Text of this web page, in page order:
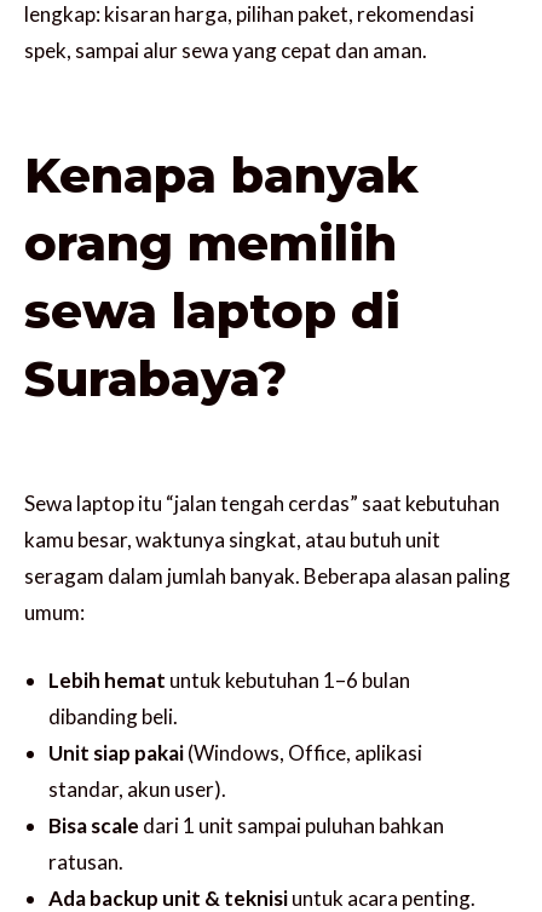
lengkap: kisaran harga, pilihan paket, rekomendasi
spek, sampai alur sewa yang cepat dan aman.
Kenapa banyak
orang memilih
sewa laptop di
Surabaya?
Sewa laptop itu “jalan tengah cerdas” saat kebutuhan
kamu besar, waktunya singkat, atau butuh unit
seragam dalam jumlah banyak. Beberapa alasan paling
umum:
Lebih hemat untuk kebutuhan 1–6 bulan
dibanding beli.
Unit siap pakai(Windows, Office, aplikasi
standar, akun user).
Bisa scale dari 1 unit sampai puluhan bahkan
ratusan.
Ada backup unit & teknisiuntuk acara penting.